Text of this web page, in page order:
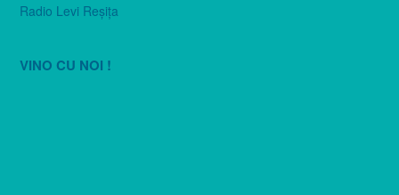
Radio Levi Reşiţa
VINO CU NOI !